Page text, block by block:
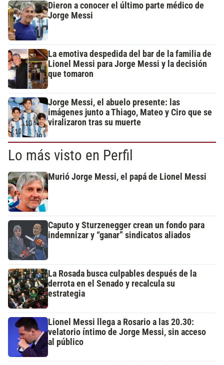
Dieron a conocer el último parte médico de
Jorge Messi
La emotiva despedida del bar de la familia de
Lionel Messi para Jorge Messi y la decisión
que tomaron
Jorge Messi, el abuelo presente: las
imágenes junto a Thiago, Mateo y Ciro que se
viralizaron tras su muerte
Lo más visto en Perfil
Murió Jorge Messi, el papá de Lionel Messi
Caputo y Sturzenegger crean un fondo para
indemnizar y “ganar” sindicatos aliados
La Rosada busca culpables después de la
derrota en el Senado y recalcula su
estrategia
Lionel Messi llega a Rosario a las 20.30:
velatorio íntimo de Jorge Messi, sin acceso
al público